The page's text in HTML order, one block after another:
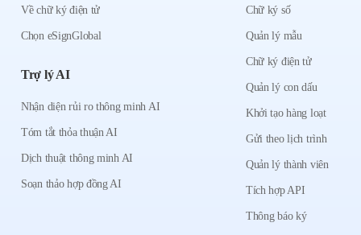
Về chữ ký điện tử
Chọn eSignGlobal
Trợ lý AI
Nhận diện rủi ro thông minh AI
Tóm tắt thỏa thuận AI
Dịch thuật thông minh AI
Soạn thảo hợp đồng AI
Chữ ký số
Quản lý mẫu
Chữ ký điện tử
Quản lý con dấu
Khởi tạo hàng loạt
Gửi theo lịch trình
Quản lý thành viên
Tích hợp API
Thông báo ký